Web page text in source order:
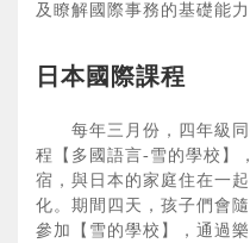
及瞭解國際事務的基礎能力
日本國際課程
每年三月份，四年級同
程【多國語言-雪的學校】
宿，與日本的家庭住在一
化。期間四天，孩子們會
參加【雪的學校】，通過